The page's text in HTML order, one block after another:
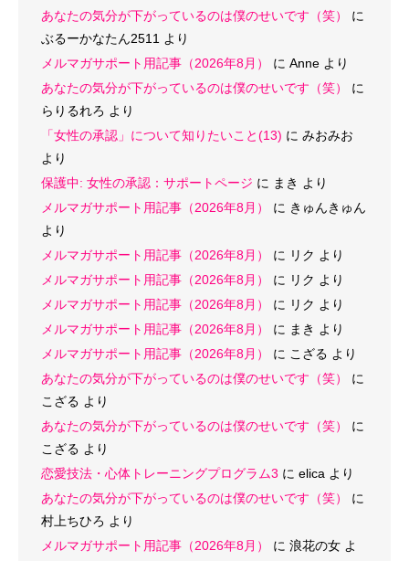
あなたの気分が下がっているのは僕のせいです（笑）
に
ぶるーかなたん2511 より
メルマガサポート用記事（2026年8月）
に Anne より
あなたの気分が下がっているのは僕のせいです（笑）
に
らりるれろ より
「女性の承認」について知りたいこと(13) に みおみお
より
保護中: 女性の承認：サポートページ に まき より
メルマガサポート用記事（2026年8月）
に きゅんきゅん
より
メルマガサポート用記事（2026年8月）
に リク より
メルマガサポート用記事（2026年8月）
に リク より
メルマガサポート用記事（2026年8月）
に リク より
メルマガサポート用記事（2026年8月）
に まき より
メルマガサポート用記事（2026年8月）
に こざる より
あなたの気分が下がっているのは僕のせいです（笑）
に
こざる より
あなたの気分が下がっているのは僕のせいです（笑）
に
こざる より
恋愛技法・心体トレーニングプログラム3 に elica より
あなたの気分が下がっているのは僕のせいです（笑）
に
村上ちひろ より
メルマガサポート用記事（2026年8月）
に 浪花の女 よ